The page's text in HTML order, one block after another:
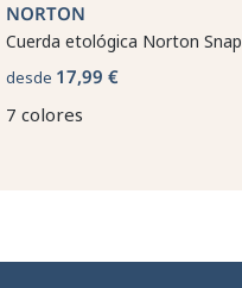
NORTON
Cuerda etológica Norton Snap
desde 17,99 €
7 colores